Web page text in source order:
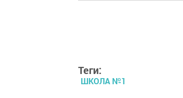
Теги:
ШКОЛА №1